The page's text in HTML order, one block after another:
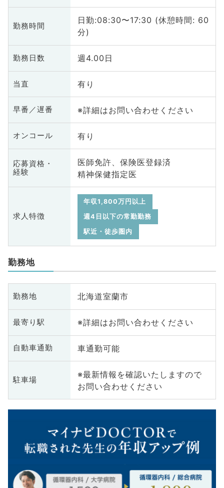
勤務時間
日勤:08:30〜17:30 (休憩時間: 60
分)
勤務日数 週4.00日
当直 有り
早番／遅番 ※詳細はお問い合わせください
オンコール 有り
応募資格・
経験
医師免許、保険医登録済
精神保健指定医
求人特徴
年収1,800万円以上
週4日以下の常勤勤務
駅近・徒歩圏内
勤務地
勤務地 北海道室蘭市
最寄り駅 ※詳細はお問い合わせください
自動車通勤 車通勤可能
駐車場
※最新情報を確認いたしますので
お問い合わせください